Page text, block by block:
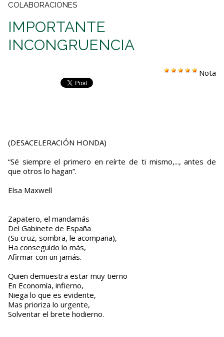
COLABORACIONES
IMPORTANTE
INCONGRUENCIA
Nota
(DESACELERACIÓN HONDA)
“Sé siempre el primero en reírte de ti mismo,..., antes de
que otros lo hagan”.
Elsa Maxwell
Zapatero, el mandamás
Del Gabinete de España
(Su cruz, sombra, le acompaña),
Ha conseguido lo más,
Afirmar con un jamás.
Quien demuestra estar muy tierno
En Economía, infierno,
Niega lo que es evidente,
Mas prioriza lo urgente,
Solventar el brete hodierno.